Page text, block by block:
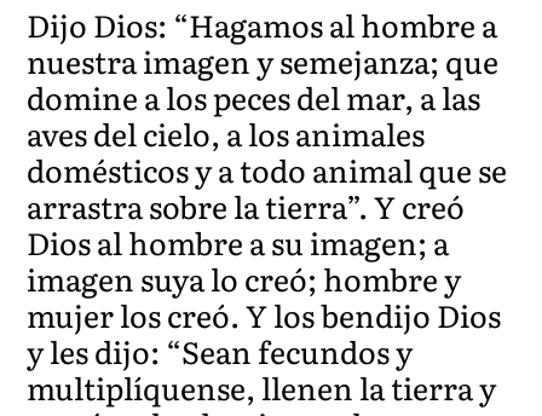
Dijo Dios: “Hagamos al hombre a
nuestra imagen y semejanza; que
domine a los peces del mar, a las
aves del cielo, a los animales
domésticos y a todo animal que se
arrastra sobre la tierra”. Y creó
Dios al hombre a su imagen; a
imagen suya lo creó; hombre y
mujer los creó. Y los bendijo Dios
y les dijo: “Sean fecundos y
multiplíquense, llenen la tierra y